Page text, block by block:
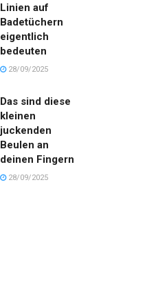
Linien auf
Badetüchern
eigentlich
bedeuten
28/09/2025
Das sind diese
kleinen
juckenden
Beulen an
deinen Fingern
28/09/2025